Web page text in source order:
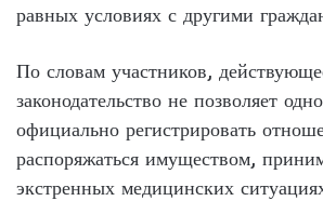
равных условиях с другими
По словам участников,
законодательство не позволяет
официально регистрировать
распоряжаться имуществом,
экстренных медицинских